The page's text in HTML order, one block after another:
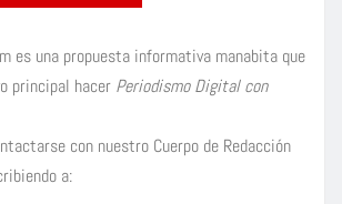
es una propuesta informativa manabita que
principal hacer Periodismo Digital con
con nuestro Cuerpo de Redacción
a: